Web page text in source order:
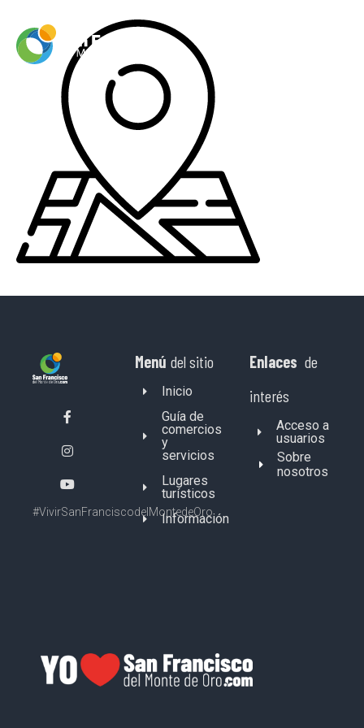
#VivirSanFranciscodelMontedeOro
Menú del sitio
Inicio
Guía de
comercios
y
servicios
Lugares
turísticos
Información
Enlaces de
interés
Acceso a
usuarios
Sobre
nosotros